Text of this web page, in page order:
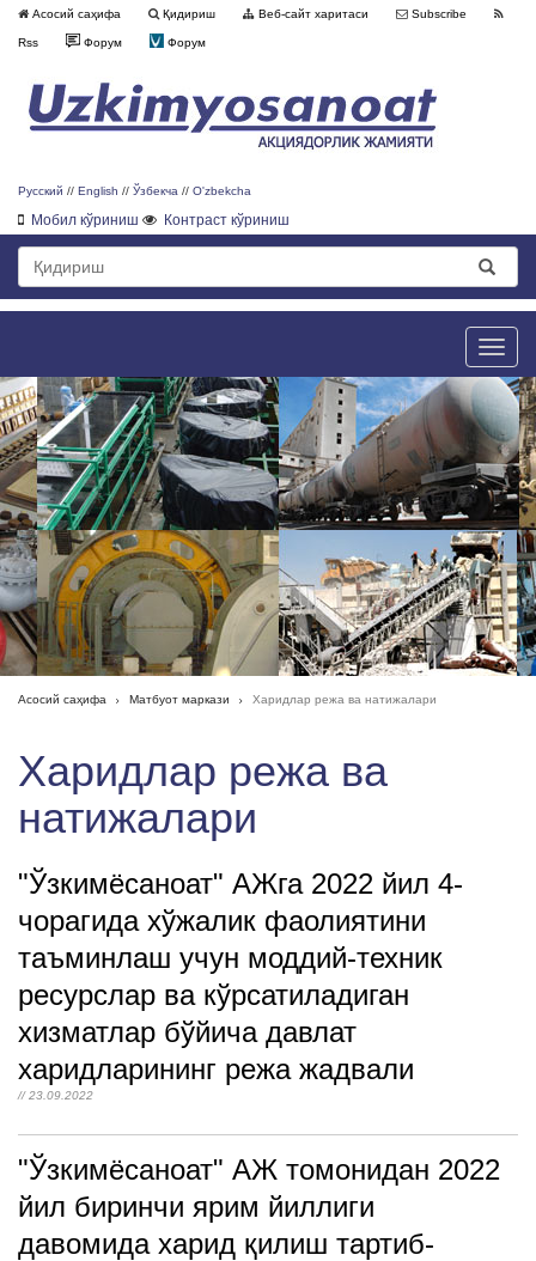
Асосий саҳифа Қидириш Веб-сайт харитаси Subscribe
Rss Форум Форум
Русский // English // Ўзбекча // O'zbekcha
Мобил кўриниш Контраст кўриниш
Toggle
Асосий саҳифа Матбуот маркази Харидлар режа ва натижалари
Харидлар режа ва
натижалари
"Ўзкимёсаноат" АЖга 2022 йил 4-
чорагида хўжалик фаолиятини
таъминлаш учун моддий-техник
ресурслар ва кўрсатиладиган
хизматлар бўйича давлат
харидларининг режа жадвали
// 23.09.2022
"Ўзкимёсаноат" АЖ томонидан 2022
йил биринчи ярим йиллиги
давомида харид қилиш тартиб-